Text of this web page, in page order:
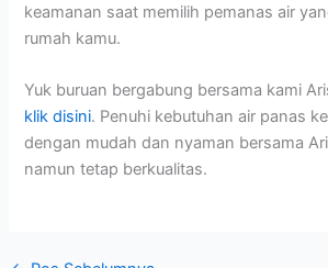
keamanan saat memilih pemanas air
rumah kamu.
Yuk buruan bergabung bersama kami
klik disini. Penuhi kebutuhan air panas
dengan mudah dan nyaman bersama
namun tetap berkualitas.